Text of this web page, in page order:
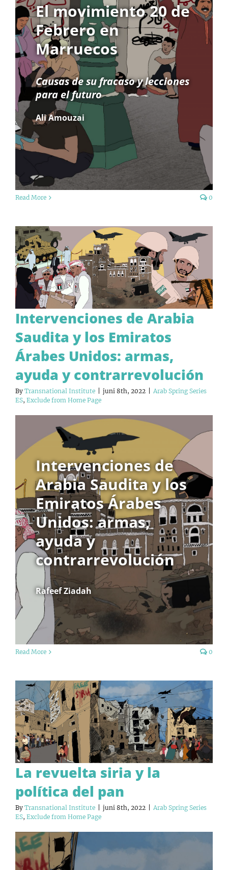
El movimiento 20 de
Febrero en
Marruecos
Causas de su fracaso y lecciones
para el futuro
Ali Amouzai
Read More 0
Intervenciones de Arabia
Saudita y los Emiratos
Árabes Unidos: armas,
ayuda y contrarrevolución
By Transnational Institute juni 8th, 2022
Arab Spring Series
ES, Exclude from Home Page
Intervenciones de
Arabia Saudita y los
Emiratos Árabes
Unidos: armas,
ayuda y
contrarrevolución
Rafeef Ziadah
Read More 0
La revuelta siria y la
política del pan
By Transnational Institute juni 8th, 2022
Arab Spring Series
ES, Exclude from Home Page